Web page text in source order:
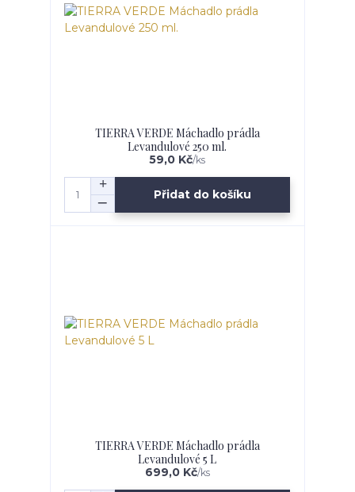
TIERRA VERDE Máchadlo prádla
Levandulové 250 ml.
59,0 Kč/ks
Přidat do košíku
TIERRA VERDE Máchadlo prádla
Levandulové 5 L
699,0 Kč/ks